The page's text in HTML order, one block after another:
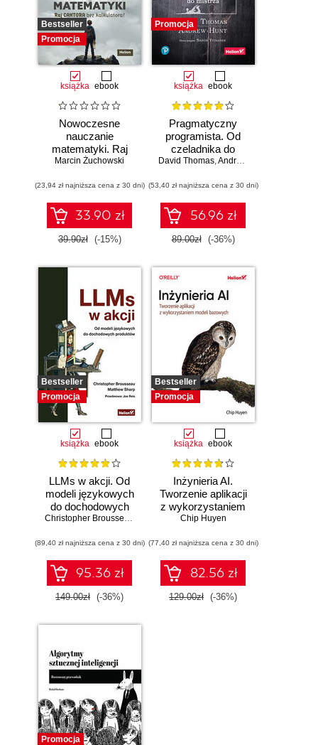
Bestseller
Promocja
książka ebook
Nowoczesne
nauczanie
matematyki. Raj
Cantora bez
Marcin Żuchowski
(23,94 zł najniższa cena z 30 dni)
33.90 zł
39.90zł (-15%)
Promocja
książka ebook
Pragmatyczny
programista. Od
czeladnika do
mistrza. Wydanie II
David Thomas,Andrew Hunt
(53,40 zł najniższa cena z 30 dni)
56.96 zł
89.00zł (-36%)
Bestseller
Promocja
książka ebook
LLMs w akcji. Od
modeli językowych
do dochodowych
produktów
Christopher Brousseau
(89,40 zł najniższa cena z 30 dni)
95.36 zł
149.00zł (-36%)
Bestseller
Promocja
książka ebook
Inżynieria AI.
Tworzenie aplikacji
z wykorzystaniem
modeli bazowych
Chip Huyen
(77,40 zł najniższa cena z 30 dni)
82.56 zł
129.00zł (-36%)
Promocja